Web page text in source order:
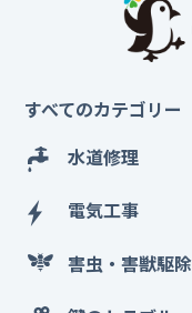
すべてのカテゴリー
水道修理
電気工事
害虫・害獣駆除